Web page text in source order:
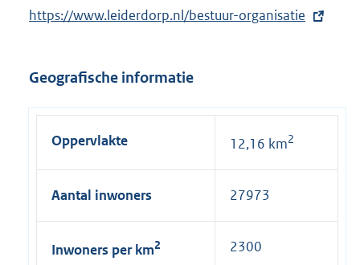
E
e
https://www.leiderdorp.nl/bestuur-organisatie
Geografische informatie
Oppervlakte 12,16 km2
Aantal inwoners 27973
Inwoners per km2 2300